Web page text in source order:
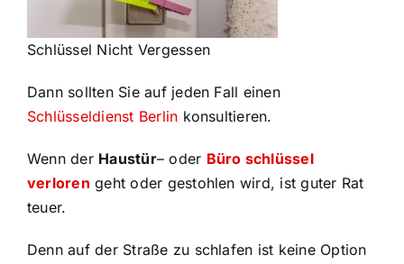
Schlüssel Nicht Vergessen
Dann sollten Sie auf jeden Fall einen
Schlüsseldienst Berlin konsultieren.
Wenn der Haustür– oder Büro schlüssel
verloren geht oder gestohlen wird, ist guter Rat
teuer.
Denn auf der Straße zu schlafen ist keine Option